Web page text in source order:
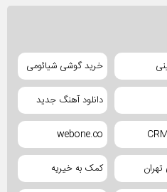
خرید گوشی شیائومی
دانلود آهنگ جدید
webone.co
کمک به خیریه